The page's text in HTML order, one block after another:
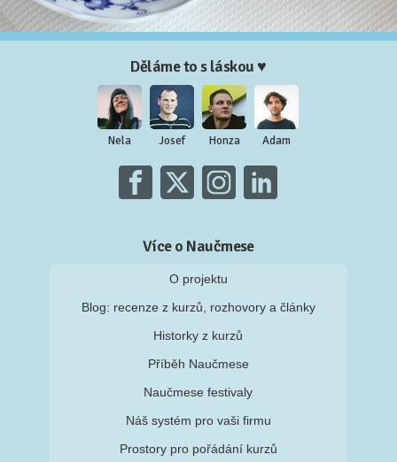
Děláme to s láskou ♥
Nela Josef Honza Adam
Více o Naučmese
O projektu
Blog: recenze z kurzů, rozhovory a články
Historky z kurzů
Příběh Naučmese
Naučmese festivaly
Náš systém pro vaši firmu
Prostory pro pořádání kurzů